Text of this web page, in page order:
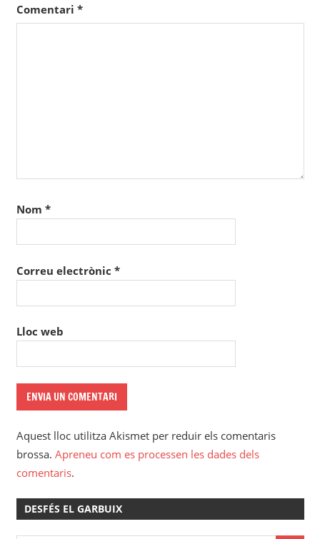
Comentari *
Nom *
Correu electrònic *
Lloc web
Aquest lloc utilitza Akismet per reduir els comentaris
brossa. Apreneu com es processen les dades dels
comentaris.
DESFÉS EL GARBUIX